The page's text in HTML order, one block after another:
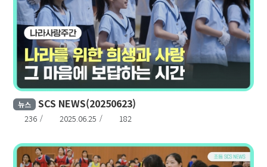
뉴스 SCS NEWS(20250623)
236 2025.06.25 182